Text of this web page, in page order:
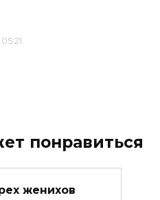
понравиться
женихов